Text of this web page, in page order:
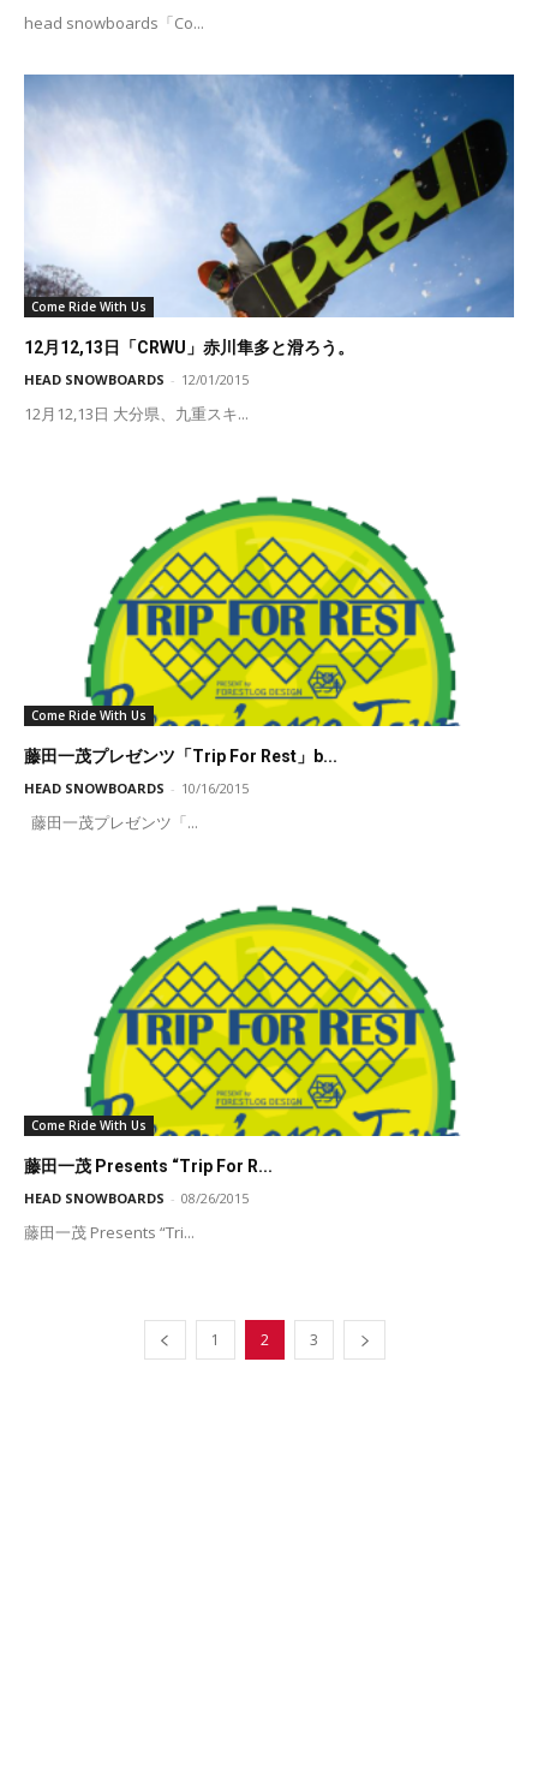
head snowboards「Co...
Come Ride With Us
12月12,13日「CRWU」赤川隼多と滑ろう。
HEAD SNOWBOARDS - 12/01/2015
12月12,13日 大分県、九重スキ...
Come Ride With Us
藤田一茂プレゼンツ「Trip For Rest」b...
HEAD SNOWBOARDS - 10/16/2015
藤田一茂プレゼンツ「...
Come Ride With Us
藤田一茂 Presents “Trip For R...
HEAD SNOWBOARDS - 08/26/2015
藤田一茂 Presents “Tri...
1 2 3